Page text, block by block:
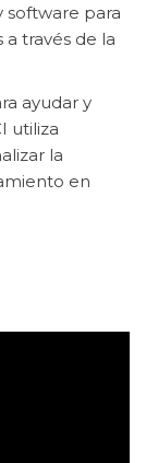
software para
través de la
ayudar y
utiliza
la
en